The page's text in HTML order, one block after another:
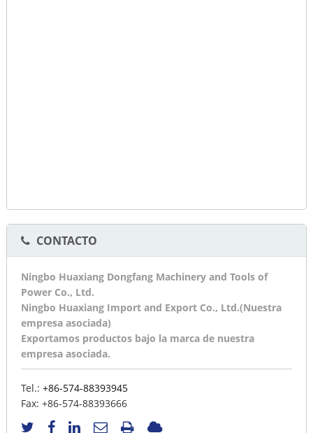
CONTACTO
Ningbo Huaxiang Dongfang Machinery and Tools of
Power Co., Ltd.
Ningbo Huaxiang Import and Export Co., Ltd.(Nuestra
empresa asociada)
Exportamos productos bajo la marca de nuestra
empresa asociada.
Tel.: +86-574-88393945
Fax: +86-574-88393666